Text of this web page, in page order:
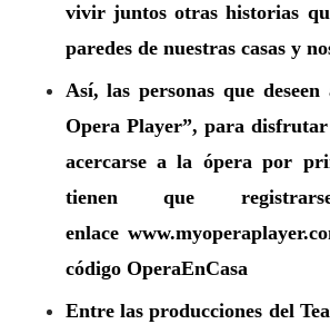
vivir juntos otras historias
paredes de nuestras casas y
Así, las personas que deseen
Opera Player”, para disfrutar
acercarse a la ópera por
tienen que
enlace
código OperaEnCasa
Entre las producciones del